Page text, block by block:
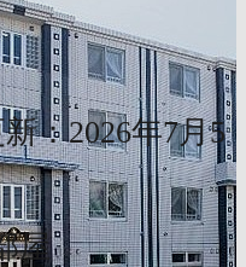
：2026年7月5
屋